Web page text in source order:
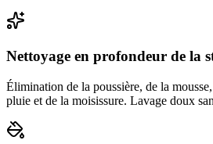
Nettoyage en profondeur de la
Élimination de la poussière, de la
pluie et de la moisissure. Lavage doux